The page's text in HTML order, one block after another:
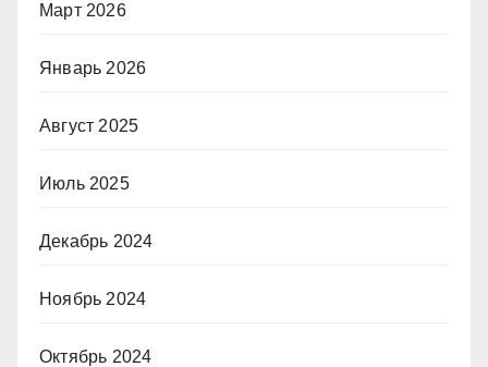
Март 2026
Январь 2026
Август 2025
Июль 2025
Декабрь 2024
Ноябрь 2024
Октябрь 2024